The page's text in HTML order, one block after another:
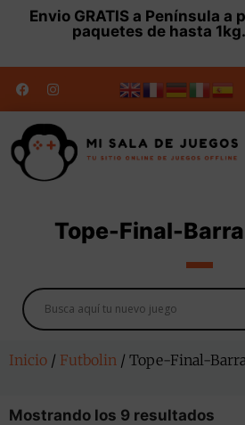
Envio GRATISa Península a
paquetes de hasta 1kg.
Tope-Final-
Inicio / Futbolin / Tope-Final-
Mostrando los 9 resultados